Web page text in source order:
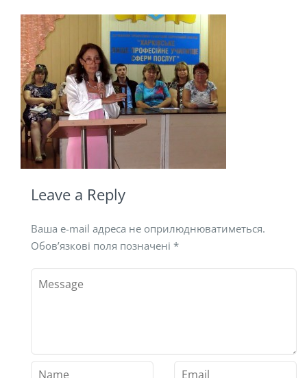
Leave a Reply
Ваша e-mail адреса не оприлюднюватиметься.
Обов’язкові поля позначені *